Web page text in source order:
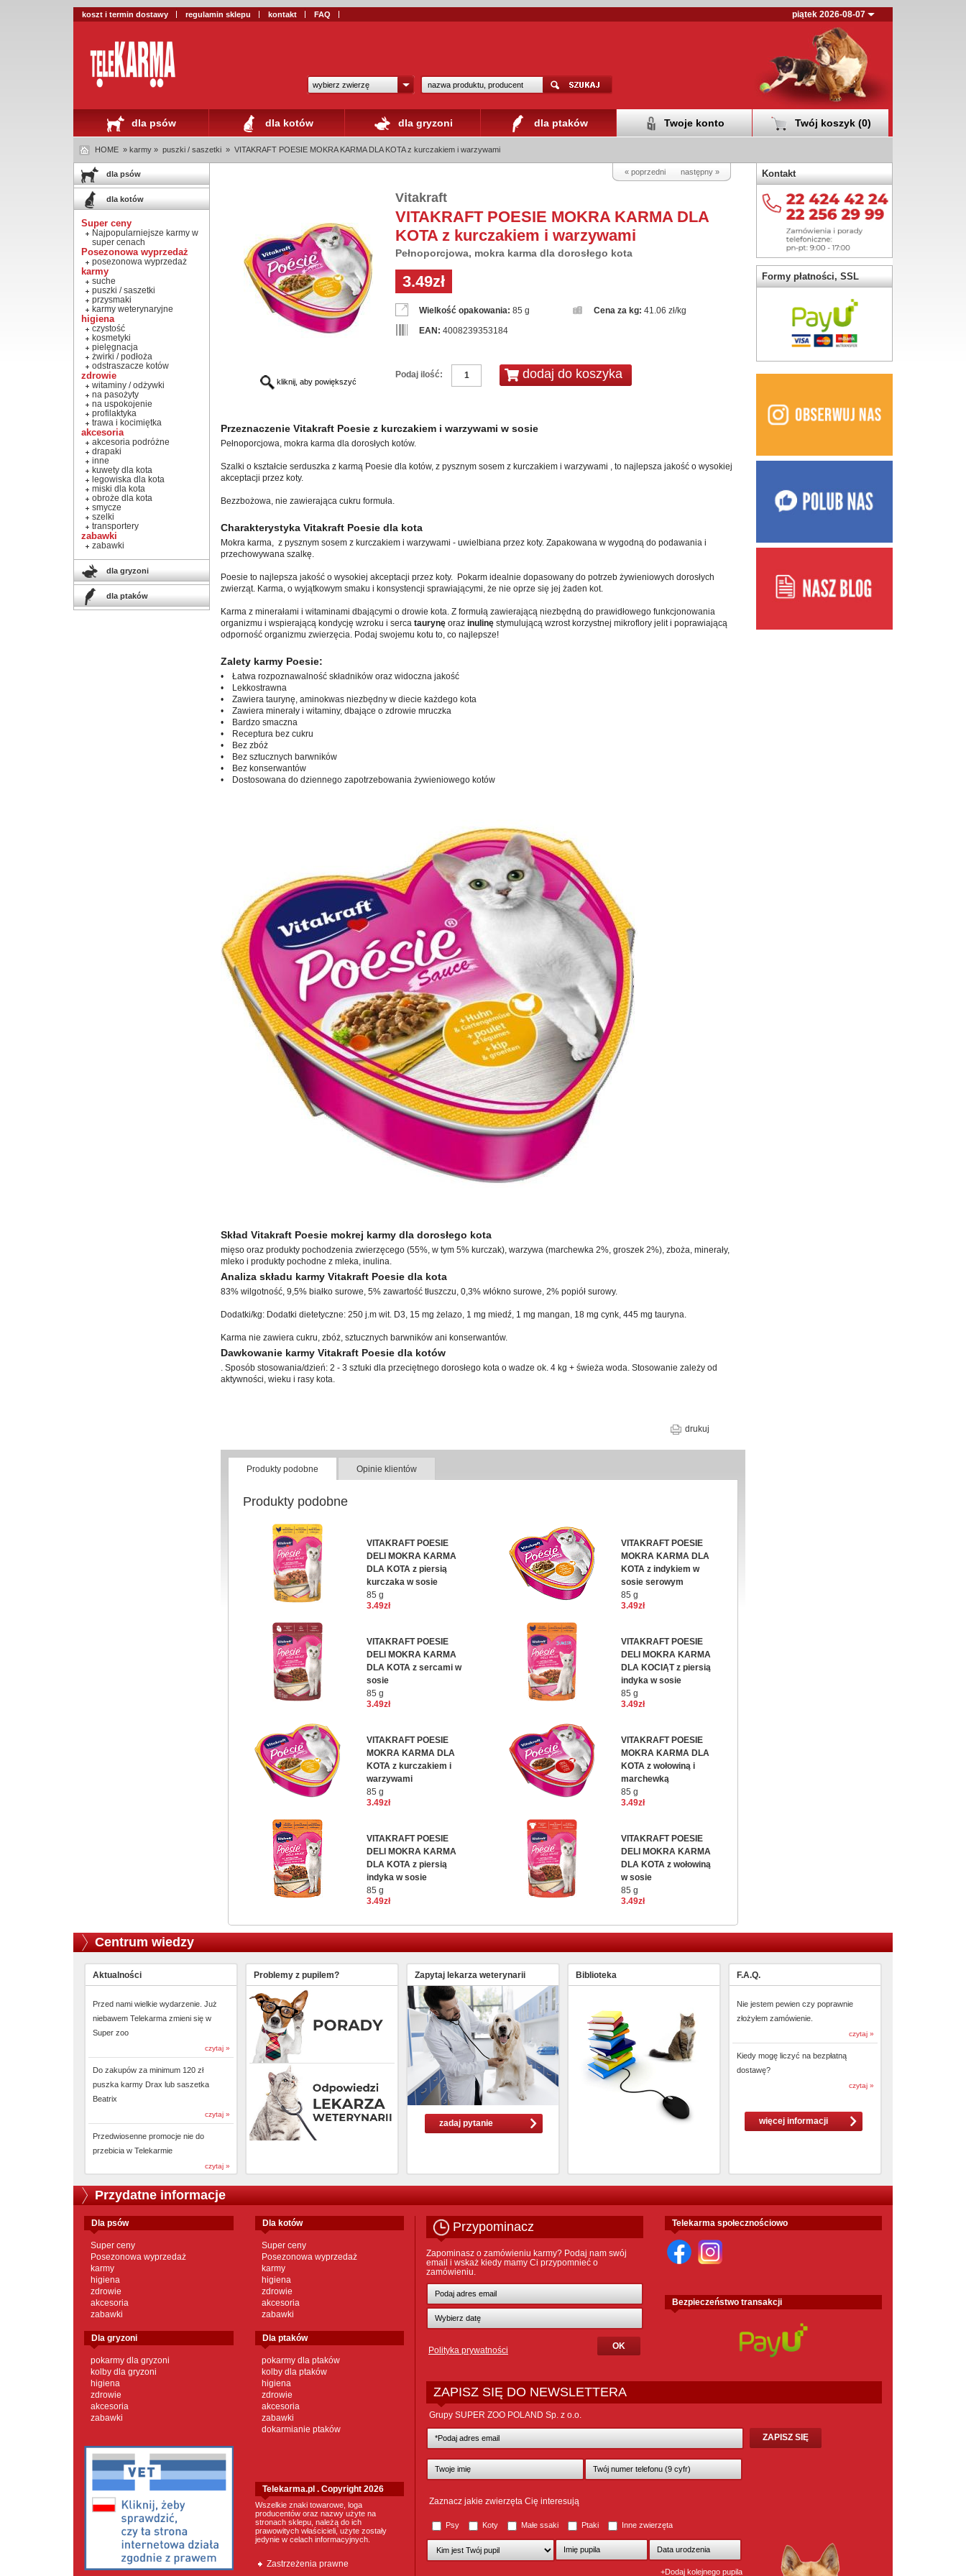
koszt i termin dostawy regulamin sklepu kontakt FAQ piątek 2026-08-07
wybierz zwierzę
dla psów dla kotów dla gryzoni dla ptaków Twoje konto Twój koszyk (0)
HOME » karmy » puszki / saszetki » VITAKRAFT POESIE MOKRA KARMA DLA KOTA z kurczakiem i warzywami
dla psów
dla kotów
Super ceny
Najpopularniejsze karmy w
super cenach
Posezonowa wyprzedaż
posezonowa wyprzedaż
karmy
suche
puszki / saszetki
przysmaki
karmy weterynaryjne
higiena
czystość
kosmetyki
pielęgnacja
żwirki / podłoża
odstraszacze kotów
zdrowie
witaminy / odżywki
na pasożyty
na uspokojenie
profilaktyka
trawa i kocimiętka
akcesoria
akcesoria podróżne
drapaki
inne
kuwety dla kota
legowiska dla kota
miski dla kota
obroże dla kota
smycze
szelki
transportery
zabawki
zabawki
dla gryzoni
dla ptaków
« poprzedni następny »
kliknij, aby powiększyć
Vitakraft
VITAKRAFT POESIE MOKRA KARMA DLA
KOTA z kurczakiem i warzywami
Pełnoporcjowa, mokra karma dla dorosłego kota
3.49zł
Wielkość opakowania: 85 g Cena za kg: 41.06 zł/kg
EAN: 4008239353184
Podaj ilość:
Przeznaczenie Vitakraft Poesie z kurczakiem i warzywami w sosie
Pełnoporcjowa, mokra karma dla dorosłych kotów.
Szalki o kształcie serduszka z karmą Poesie dla kotów, z pysznym sosem z kurczakiem i warzywami , to najlepsza jakość o wysokiej
akceptacji przez koty.
Bezzbożowa, nie zawierająca cukru formuła.
Charakterystyka Vitakraft Poesie dla kota
Mokra karma, z pysznym sosem z kurczakiem i warzywami - uwielbiana przez koty. Zapakowana w wygodną do podawania i
przechowywana szalkę.
Poesie to najlepsza jakość o wysokiej akceptacji przez koty. Pokarm idealnie dopasowany do potrzeb żywieniowych dorosłych
zwierząt. Karma, o wyjątkowym smaku i konsystencji sprawiającymi, że nie oprze się jej żaden kot.
Karma z minerałami i witaminami dbającymi o drowie kota. Z formułą zawierającą niezbędną do prawidłowego funkcjonowania
organizmu i wspierającą kondycję wzroku i serca taurynę oraz inulinę stymulującą wzrost korzystnej mikroflory jelit i poprawiającą
odporność organizmu zwierzęcia. Podaj swojemu kotu to, co najlepsze!
Zalety karmy Poesie:
• Łatwa rozpoznawalność składników oraz widoczna jakość
• Lekkostrawna
• Zawiera taurynę, aminokwas niezbędny w diecie każdego kota
• Zawiera minerały i witaminy, dbające o zdrowie mruczka
• Bardzo smaczna
• Receptura bez cukru
• Bez zbóż
• Bez sztucznych barwników
• Bez konserwantów
• Dostosowana do dziennego zapotrzebowania żywieniowego kotów
Skład Vitakraft Poesie mokrej karmy dla dorosłego kota
mięso oraz produkty pochodzenia zwierzęcego (55%, w tym 5% kurczak), warzywa (marchewka 2%, groszek 2%), zboża, minerały,
mleko i produkty pochodne z mleka, inulina.
Analiza składu karmy Vitakraft Poesie dla kota
83% wilgotność, 9,5% białko surowe, 5% zawartość tłuszczu, 0,3% włókno surowe, 2% popiół surowy.
Dodatki/kg: Dodatki dietetyczne: 250 j.m wit. D3, 15 mg żelazo, 1 mg miedź, 1 mg mangan, 18 mg cynk, 445 mg tauryna.
Karma nie zawiera cukru, zbóż, sztucznych barwników ani konserwantów.
Dawkowanie karmy Vitakraft Poesie dla kotów
. Sposób stosowania/dzień: 2 - 3 sztuki dla przeciętnego dorosłego kota o wadze ok. 4 kg + świeża woda. Stosowanie zależy od
aktywności, wieku i rasy kota.
drukuj
Produkty podobne Opinie klientów
Produkty podobne
VITAKRAFT POESIE
DELI MOKRA KARMA
DLA KOTA z piersią
kurczaka w sosie
85 g
3.49zł
VITAKRAFT POESIE
MOKRA KARMA DLA
KOTA z indykiem w
sosie serowym
85 g
3.49zł
VITAKRAFT POESIE
DELI MOKRA KARMA
DLA KOTA z sercami w
sosie
85 g
3.49zł
VITAKRAFT POESIE
DELI MOKRA KARMA
DLA KOCIĄT z piersią
indyka w sosie
85 g
3.49zł
VITAKRAFT POESIE
MOKRA KARMA DLA
KOTA z kurczakiem i
warzywami
85 g
3.49zł
VITAKRAFT POESIE
MOKRA KARMA DLA
KOTA z wołowiną i
marchewką
85 g
3.49zł
VITAKRAFT POESIE
DELI MOKRA KARMA
DLA KOTA z piersią
indyka w sosie
85 g
3.49zł
VITAKRAFT POESIE
DELI MOKRA KARMA
DLA KOTA z wołowiną
w sosie
85 g
3.49zł
Kontakt
Formy płatności, SSL
Centrum wiedzy
Aktualności
Przed nami wielkie wydarzenie. Już
niebawem Telekarma zmieni się w
Super zoo
czytaj »
Do zakupów za minimum 120 zł
puszka karmy Drax lub saszetka
Beatrix
czytaj »
Przedwiosenne promocje nie do
przebicia w Telekarmie
czytaj »
Problemy z pupilem? Zapytaj lekarza weterynarii
zadaj pytanie
Biblioteka F.A.Q.
Nie jestem pewien czy poprawnie
złożyłem zamówienie.
czytaj »
Kiedy mogę liczyć na bezpłatną
dostawę?
czytaj »
więcej informacji
Przydatne informacje
dla psów
Super ceny
Posezonowa wyprzedaż
karmy
higiena
zdrowie
akcesoria
zabawki
dla kotów
Super ceny
Posezonowa wyprzedaż
karmy
higiena
zdrowie
akcesoria
zabawki
dla gryzoni
pokarmy dla gryzoni
kolby dla gryzoni
higiena
zdrowie
akcesoria
zabawki
dla ptaków
pokarmy dla ptaków
kolby dla ptaków
higiena
zdrowie
akcesoria
zabawki
dokarmianie ptaków
Telekarma.pl . Copyright 2026
Wszelkie znaki towarowe, loga
producentów oraz nazwy użyte na
stronach sklepu, należą do ich
prawowitych właścicieli, użyte zostały
jedynie w celach informacyjnych.
Zastrzeżenia prawne
Przypominacz
Zapominasz o zamówieniu karmy? Podaj nam swój
email i wskaż kiedy mamy Ci przypomnieć o
zamówieniu.
Polityka prywatności
Telekarma społecznościowo
Bezpieczeństwo transakcji
ZAPISZ SIĘ DO NEWSLETTERA
Grupy SUPER ZOO POLAND Sp. z o.o.
Zaznacz jakie zwierzęta Cię interesują
Psy Koty Małe ssaki Ptaki Inne zwierzęta
+Dodaj kolejnego pupila